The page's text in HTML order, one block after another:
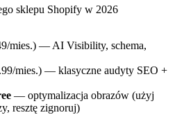
sklepu Shopify w 2026
mies.) — AI Visibility, schema,
mies.) — klasyczne audyty SEO +
— optymalizacja obrazów (użyj
resztę zignoruj)